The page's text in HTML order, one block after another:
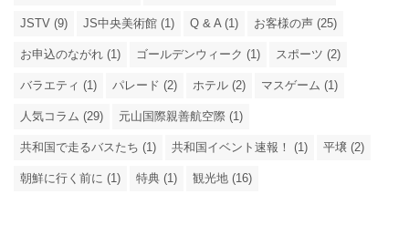
JSTV (9) JS中央美術館 (1) Q & A (1) お客様の声 (25)
お申込のながれ (1) ゴールデンウィーク (1) スポーツ (2)
バラエティ (1) パレード (2) ホテル (2) マスゲーム (1)
人気コラム (29) 元山国際親善航空際 (1)
共和国で走るバスたち (1) 共和国イベント速報！ (1) 平壌 (2)
朝鮮に行く前に (1) 特典 (1) 観光地 (16)